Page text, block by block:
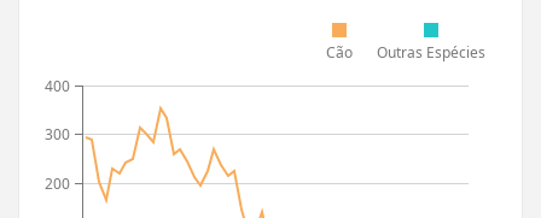
200
300
400
Cão Outras Espécies